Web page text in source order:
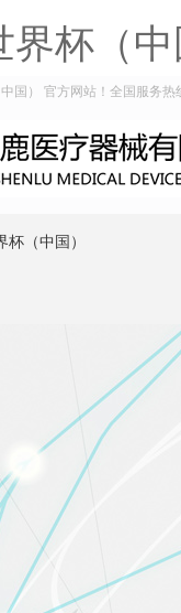
杯（中
国） 官方网站！全国服务
（中国）